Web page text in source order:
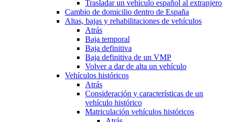
Trasladar un vehículo español al extranjero
Cambio de domicilio dentro de España
Altas, bajas y rehabilitaciones de vehículos
Atrás
Baja temporal
Baja definitiva
Baja definitiva de un VMP
Volver a dar de alta un vehículo
Vehículos históricos
Atrás
Consideración y características de un
vehículo histórico
Matriculación vehículos históricos